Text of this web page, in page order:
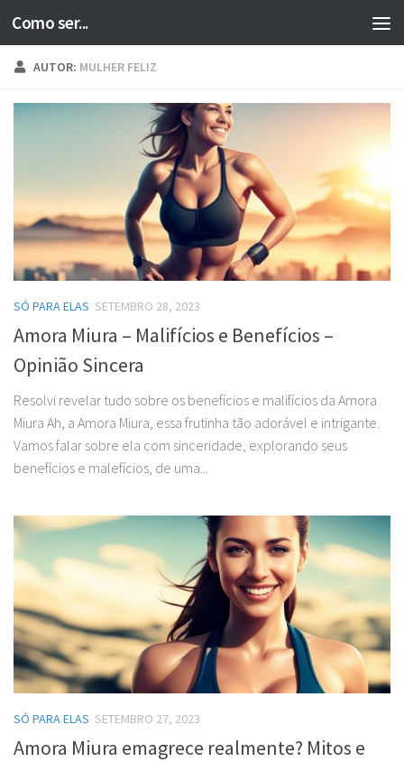
Skip to content
Como ser...
AUTOR: MULHER FELIZ
SÓ PARA ELAS SETEMBRO 28, 2023
Amora Miura – Malifícios e Benefícios –
Opinião Sincera
Resolvi revelar tudo sobre os benefícios e malifícios da Amora
Miura Ah, a Amora Miura, essa frutinha tão adorável e intrigante.
Vamos falar sobre ela com sinceridade, explorando seus
benefícios e malefícios, de uma...
SÓ PARA ELAS SETEMBRO 27, 2023
Amora Miura emagrece realmente? Mitos e